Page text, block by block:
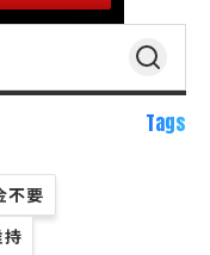
Tags
不要